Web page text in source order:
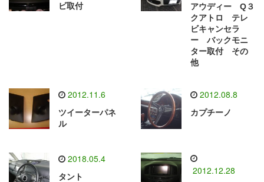
ビ取付
アウディー Q３
クアトロ テレ
ビキャンセラ
ー バックモニ
ター取付 その
他
2012.11.6
ツイーターパネ
ル
2012.08.8
カプチーノ
2018.05.4
タント
2012.12.28